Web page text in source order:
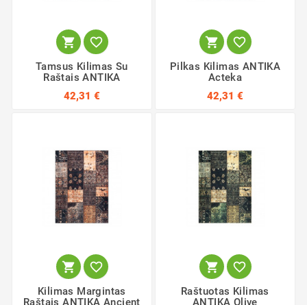
 
Tamsus Kilimas Su
Raštais ANTIKA
42,31 €
 
Pilkas Kilimas ANTIKA
Acteka
42,31 €
 
Kilimas Margintas
Raštais ANTIKA Ancient
 
Raštuotas Kilimas
ANTIKA Olive